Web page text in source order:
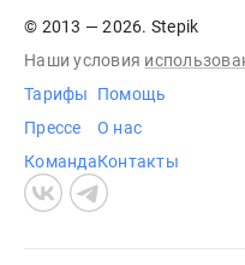
© 2013 — 2026. Stepik
Наши условия
Тарифы
Прессе
Команда
Помощь
О нас
Контакты